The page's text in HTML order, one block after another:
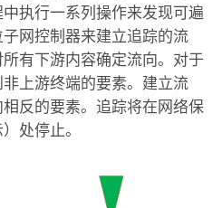
执行一系列操作来发现可遍
网控制器来建立追踪的流
有下游内容确定流向。对于
上游终端的要素。建立流
反的要素。追踪将在网络保
处停止。